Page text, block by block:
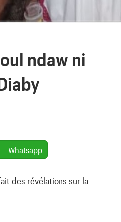
ndaw ni
Whatsapp
des révélations sur la